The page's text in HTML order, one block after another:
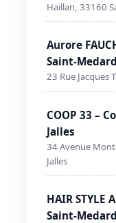
Haillan, 33160
Aurore
Saint-
23 Rue Jacques
COOP 33 –
Jalles
34 Avenue
Jalles
HAIR STYLE
Saint-